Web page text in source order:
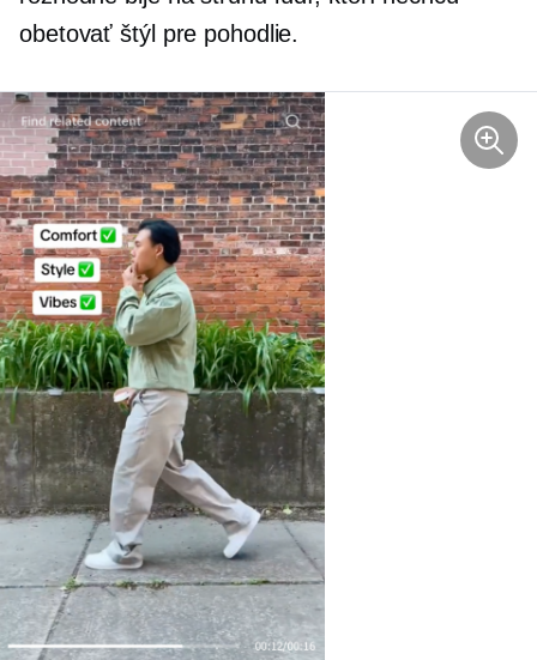
obetovať štýl pre pohodlie.